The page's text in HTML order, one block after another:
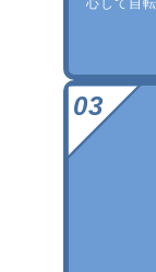
心して自